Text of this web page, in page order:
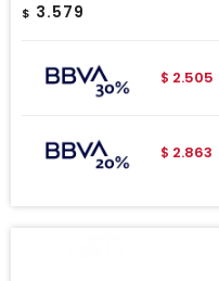
$ 3.579
$ 2.505
$ 2.863